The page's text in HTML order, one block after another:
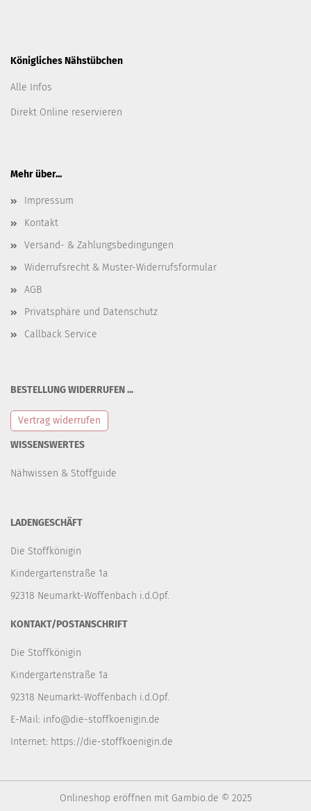
Königliches Nähstübchen
Alle Infos
Direkt Online reservieren
Mehr über...
Impressum
Kontakt
Versand- & Zahlungsbedingungen
Widerrufsrecht & Muster-Widerrufsformular
AGB
Privatsphäre und Datenschutz
Callback Service
BESTELLUNG WIDERRUFEN ...
Vertrag widerrufen
WISSENSWERTES
Nähwissen & Stoffguide
LADENGESCHÄFT
Die Stoffkönigin
Kindergartenstraße 1a
92318 Neumarkt-Woffenbach i.d.Opf.
KONTAKT/POSTANSCHRIFT
Die Stoffkönigin
Kindergartenstraße 1a
92318 Neumarkt-Woffenbach i.d.Opf.
E-Mail: info@die-stoffkoenigin.de
Internet: https://die-stoffkoenigin.de
Onlineshop eröffnen mit Gambio.de © 2025